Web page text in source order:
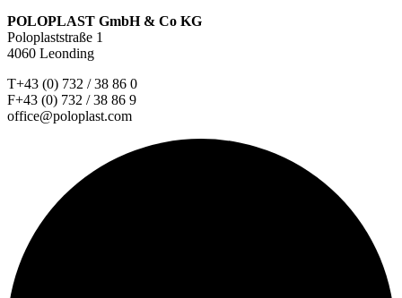
POLOPLAST GmbH & Co KG
Poloplaststraße 1
4060 Leonding
T+43 (0) 732 / 38 86 0
F+43 (0) 732 / 38 86 9
office@poloplast.com